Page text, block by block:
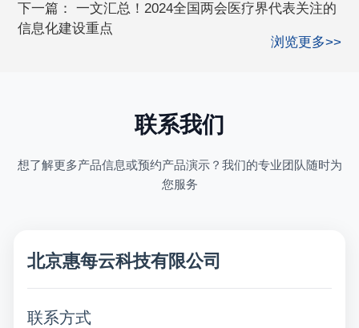
下一篇：一文汇总！2024全国两会医疗界代表关注的
信息化建设重点
浏览更多>>
联系我们
想了解更多产品信息或预约产品演示？我们的专业团队随时为
您服务
北京惠每云科技有限公司
联系方式